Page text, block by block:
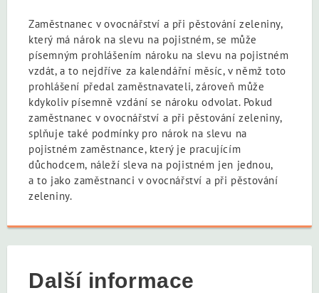
Zaměstnanec v ovocnářství a při pěstování zeleniny,
který má nárok na slevu na pojistném, se může
písemným prohlášením nároku na slevu na pojistném
vzdát, a to nejdříve za kalendářní měsíc, v němž toto
prohlášení předal zaměstnavateli, zároveň může
kdykoliv písemně vzdání se nároku odvolat. Pokud
zaměstnanec v ovocnářství a při pěstování zeleniny,
splňuje také podmínky pro nárok na slevu na
pojistném zaměstnance, který je pracujícím
důchodcem, náleží sleva na pojistném jen jednou,
a to jako zaměstnanci v ovocnářství a při pěstování
zeleniny.
Další informace